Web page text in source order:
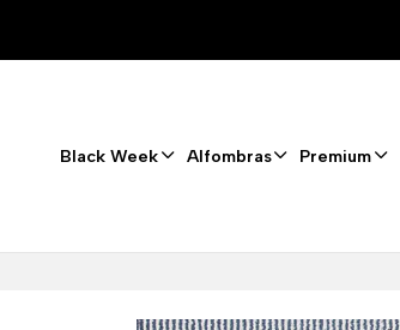
Black Week Alfombras Premium